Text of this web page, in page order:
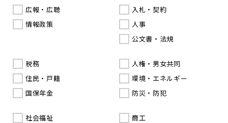
広報・広聴
情報政策
入札・契約
人事
公文書・法規
税務
住民・戸籍
国保年金
人権・男女共同
環境・エネルギー
防災・防犯
社会福祉
商工